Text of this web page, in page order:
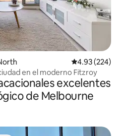
Calificación
4.93 (224)
en el moderno Fitzroy
excelentes
de Melbourne